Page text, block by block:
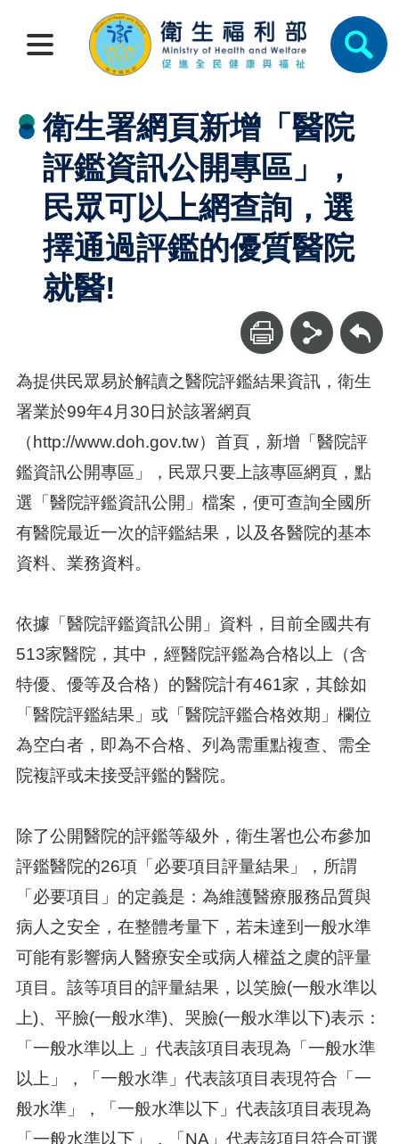
衛生署網頁新增「醫院
評鑑資訊公開專區」，
民眾可以上網查詢，選
擇通過評鑑的優質醫院
就醫!
回上一頁
為提供民眾易於解讀之醫院評鑑結果資訊，衛生
署業於99年4月30日於該署網頁
（http://www.doh.gov.tw）首頁，新增「醫院評
鑑資訊公開專區」，民眾只要上該專區網頁，點
選「醫院評鑑資訊公開」檔案，便可查詢全國所
有醫院最近一次的評鑑結果，以及各醫院的基本
資料、業務資料。
依據「醫院評鑑資訊公開」資料，目前全國共有
513家醫院，其中，經醫院評鑑為合格以上（含
特優、優等及合格）的醫院計有461家，其餘如
「醫院評鑑結果」或「醫院評鑑合格效期」欄位
為空白者，即為不合格、列為需重點複查、需全
院複評或未接受評鑑的醫院。
除了公開醫院的評鑑等級外，衛生署也公布參加
評鑑醫院的26項「必要項目評量結果」，所謂
「必要項目」的定義是：為維護醫療服務品質與
病人之安全，在整體考量下，若未達到一般水準
可能有影響病人醫療安全或病人權益之虞的評量
項目。該等項目的評量結果，以笑臉(一般水準以
上)、平臉(一般水準)、哭臉(一般水準以下)表示：
「一般水準以上 」代表該項目表現為「一般水準
以上」，「一般水準」代表該項目表現符合「一
般水準」，「一般水準以下」代表該項目表現為
「一般水準以下」，「NA」代表該項目符合可選